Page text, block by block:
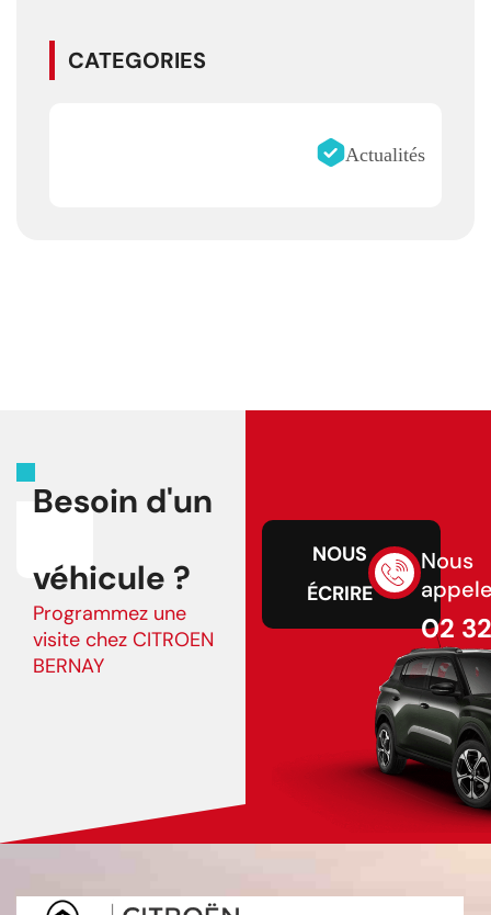
CATEGORIES
Actualités
Besoin d'un
véhicule ?
Programmez une
visite chez CITROEN
BERNAY
NOUS
ÉCRIRE
Nous
02 32
43 75
02